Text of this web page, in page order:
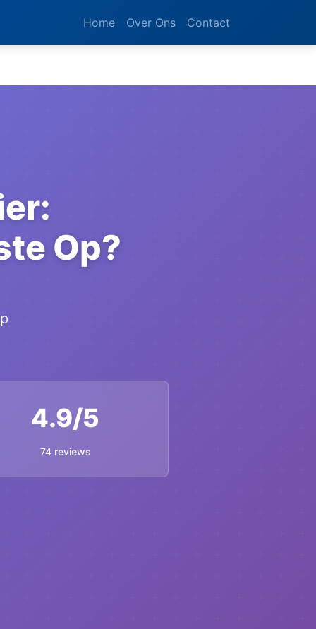
Home Over Ons Contact
Op?
4.9/5
74 reviews